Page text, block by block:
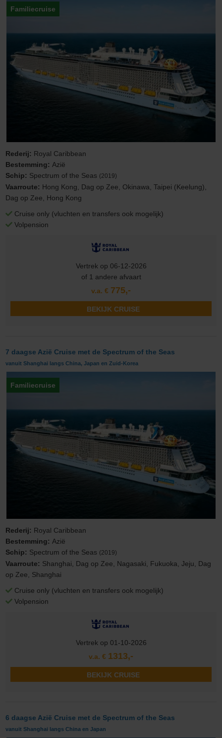
Familiecruise
Rederij: Royal Caribbean
Bestemming:Azië
Schip: Spectrum of the Seas (2019)
Vaarroute: Hong Kong, Dag op Zee, Okinawa, Taipei (Keelung),
Dag op Zee, Hong Kong
Cruise only (vluchten en transfers ook mogelijk)
Volpension
Vertrek op 06-12-2026
of 1 andere afvaart
v.a. € 775,-
BEKIJK CRUISE
7 daagse Azië Cruise met de Spectrum of the Seas
vanuit Shanghai langs China, Japan en Zuid-Korea
Familiecruise
Rederij: Royal Caribbean
Bestemming: Azië
Schip: Spectrum of the Seas (2019)
Vaarroute: Shanghai, Dag op Zee, Nagasaki, Fukuoka, Jeju, Dag
op Zee, Shanghai
Cruise only (vluchten en transfers ook mogelijk)
Volpension
Vertrek op 01-10-2026
v.a. € 1313,-
BEKIJK CRUISE
6 daagse Azië Cruise met de Spectrum of the Seas
vanuit Shanghai langs China en Japan